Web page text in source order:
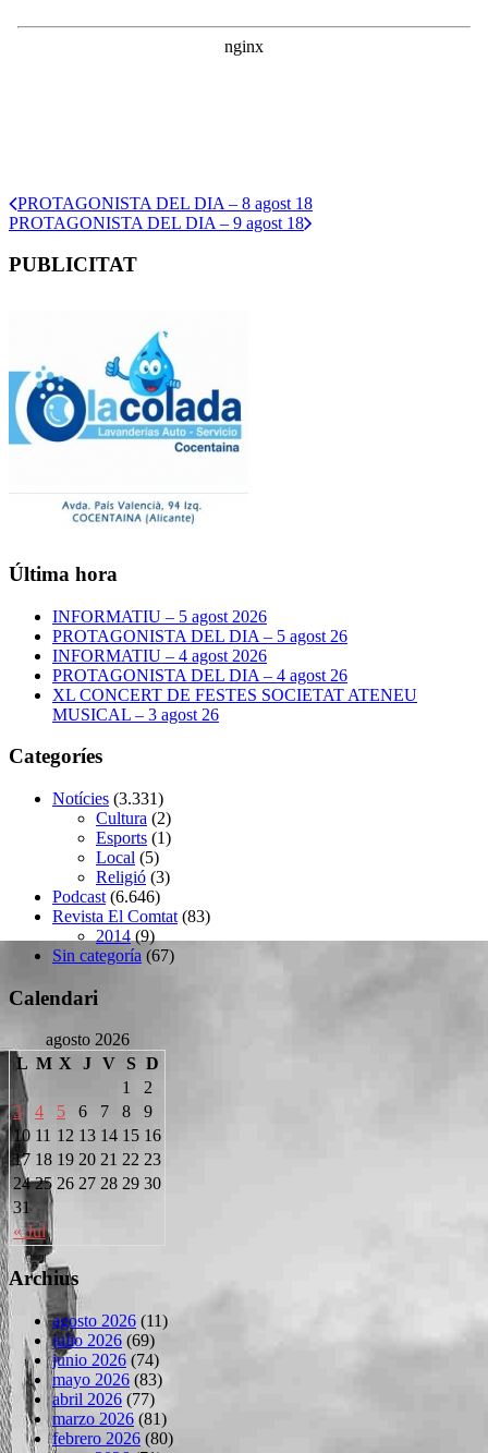
PROTAGONISTA DEL DIA – 8 agost 18
PROTAGONISTA DEL DIA – 9 agost 18
PUBLICITAT
Última hora
INFORMATIU – 5 agost 2026
PROTAGONISTA DEL DIA – 5 agost 26
INFORMATIU – 4 agost 2026
PROTAGONISTA DEL DIA – 4 agost 26
XL CONCERT DE FESTES SOCIETAT ATENEU
MUSICAL – 3 agost 26
Categoríes
Notícies (3.331)
Cultura (2)
Esports (1)
Local (5)
Religió (3)
Podcast (6.646)
Revista El Comtat (83)
2014 (9)
Sin categoría (67)
Calendari
agosto 2026
L M X J V S D
« Jul
1
2
3
4 5 6 7 8
9
10 11 12 13 14 15 16
17 18 19 20 21 22 23
24 25 26 27 28 29 30
31
Archius
agosto 2026 (11)
julio 2026 (69)
junio 2026 (74)
mayo 2026 (83)
abril 2026 (77)
marzo 2026 (81)
febrero 2026 (80)